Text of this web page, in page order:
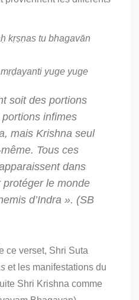
kṛṣṇas tu bhagavān
yuge yuge
soit des portions
infimes
mais Krishna seul
Tous ces
dans
protéger le monde
d’Indra ». (SB
ce verset, Shri Suta
et les manifestations du
Shri Krishna comme